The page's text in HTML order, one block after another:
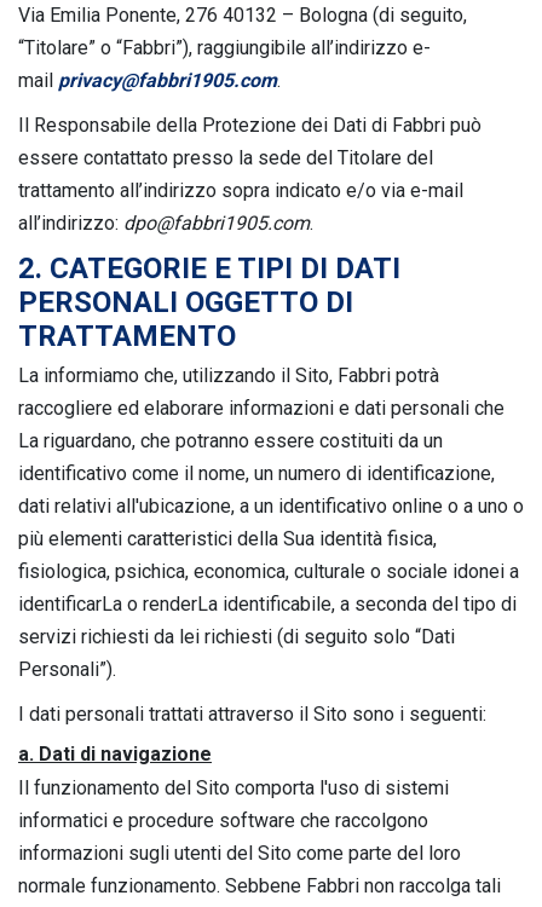
Via Emilia Ponente, 276 40132 – Bologna (di seguito,
“Titolare” o “Fabbri”), raggiungibile all’indirizzo e-
mail privacy@fabbri1905.com.
Il Responsabile della Protezione dei Dati di Fabbri può
essere contattato presso la sede del Titolare del
trattamento all’indirizzo sopra indicato e/o via e-mail
all’indirizzo: dpo@fabbri1905.com.
2. CATEGORIE E TIPI DI DATI
PERSONALI OGGETTO DI
TRATTAMENTO
La informiamo che, utilizzando il Sito, Fabbri potrà
raccogliere ed elaborare informazioni e dati personali che
La riguardano, che potranno essere costituiti da un
identificativo come il nome, un numero di identificazione,
dati relativi all'ubicazione, a un identificativo online o a uno o
più elementi caratteristici della Sua identità fisica,
fisiologica, psichica, economica, culturale o sociale idonei a
identificarLa o renderLa identificabile, a seconda del tipo di
servizi richiesti da lei richiesti (di seguito solo “Dati
Personali”).
I dati personali trattati attraverso il Sito sono i seguenti:
a. Dati di navigazione
Il funzionamento del Sito comporta l'uso di sistemi
informatici e procedure software che raccolgono
informazioni sugli utenti del Sito come parte del loro
normale funzionamento. Sebbene Fabbri non raccolga tali